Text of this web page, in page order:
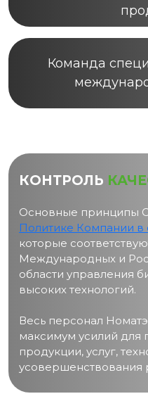
Команда
КОНТРОЛЬ
Основные принципы
Политике Компании в
которые
Международных и
области управления
высоких технологий.
Весь персонал
максимум усилий для
продукции, услуг,
усовершенствования